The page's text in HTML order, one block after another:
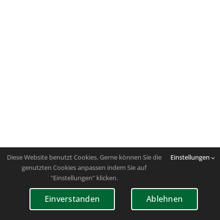
Diese Website benutzt Cookies. Gerne können Sie die
genutzten Cookies anpassen indem Sie auf
"Einstellungen" klicken.
Einstellungen
Einverstanden Ablehnen